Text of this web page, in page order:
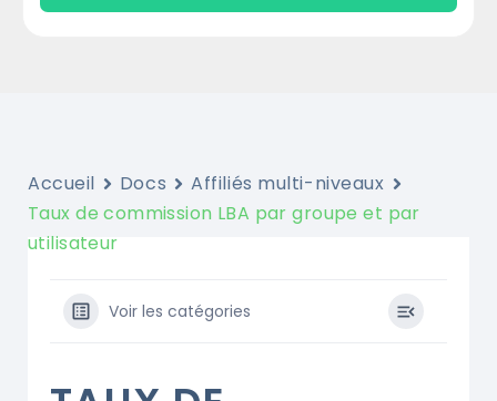
Accueil Docs
Affiliés multi-niveaux
Taux de commission LBA par groupe et par
utilisateur
Voir les catégories